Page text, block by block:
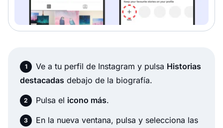
Ve a tu perfil de Instagram y pulsa Historias
destacadas debajo de la biografía.
Pulsa el icono más.
En la nueva ventana, pulsa y selecciona las